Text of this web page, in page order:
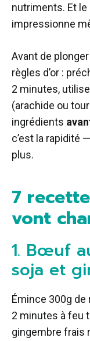
nutriments. Et le
impressionne
Avant de
règles d’or :
2 minutes,
(arachide ou
ingrédients
c’est la rapidité
plus.
7
vont
1. Bœuf
soja et
Émince 300g
2 minutes à feu
gingembre frais